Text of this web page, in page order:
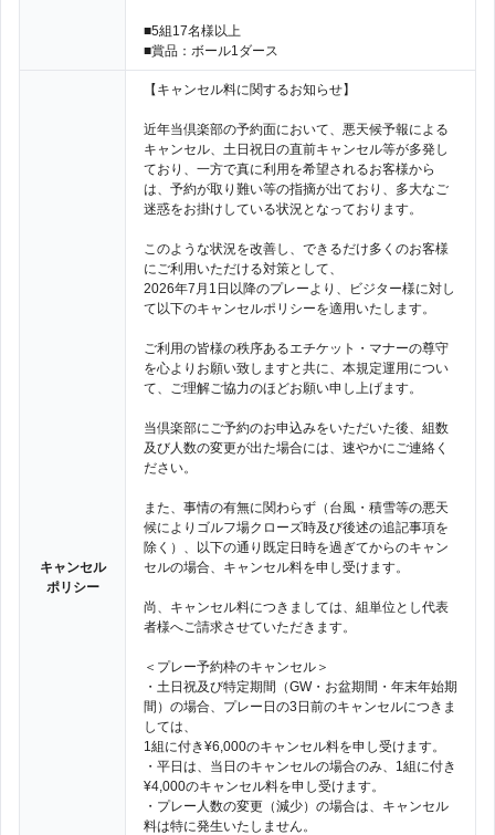
■5組17名様以上
■賞品：ボール1ダース
キャンセル
ポリシー
【キャンセル料に関するお知らせ】
近年当倶楽部の予約面において、悪天候予報による
キャンセル、土日祝日の直前キャンセル等が多発し
ており、一方で真に利用を希望されるお客様から
は、予約が取り難い等の指摘が出ており、多大なご
迷惑をお掛けしている状況となっております。
このような状況を改善し、できるだけ多くのお客様
にご利用いただける対策として、
2026年7月1日以降のプレーより、ビジター様に対し
て以下のキャンセルポリシーを適用いたします。
ご利用の皆様の秩序あるエチケット・マナーの尊守
を心よりお願い致しますと共に、本規定運用につい
て、ご理解ご協力のほどお願い申し上げます。
当倶楽部にご予約のお申込みをいただいた後、組数
及び人数の変更が出た場合には、速やかにご連絡く
ださい。
また、事情の有無に関わらず（台風・積雪等の悪天
候によりゴルフ場クローズ時及び後述の追記事項を
除く）、以下の通り既定日時を過ぎてからのキャン
セルの場合、キャンセル料を申し受けます。
尚、キャンセル料につきましては、組単位とし代表
者様へご請求させていただきます。
＜プレー予約枠のキャンセル＞
・土日祝及び特定期間（GW・お盆期間・年末年始期
間）の場合、プレー日の3日前のキャンセルにつきま
しては、
1組に付き¥6,000のキャンセル料を申し受けます。
・平日は、当日のキャンセルの場合のみ、1組に付き
¥4,000のキャンセル料を申し受けます。
・プレー人数の変更（減少）の場合は、キャンセル
料は特に発生いたしません。